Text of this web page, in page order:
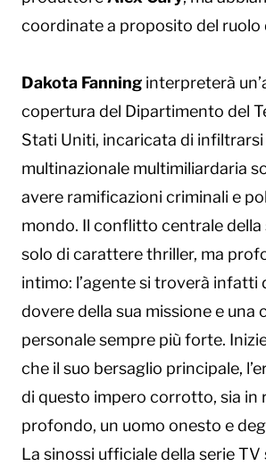
coordinate a proposito del ruolo
Dakota Fanning interpreterà
copertura del Dipartimento del
Stati Uniti, incaricata di infiltrarsi
multinazionale multimiliardaria
avere ramificazioni criminali e
mondo. Il conflitto centrale della
solo di carattere thriller, ma
intimo: l’agente si troverà infatti
dovere della sua missione e una
personale sempre più forte.
che il suo bersaglio principale,
di questo impero corrotto, sia in
profondo, un uomo onesto e
La sinossi ufficiale della serie